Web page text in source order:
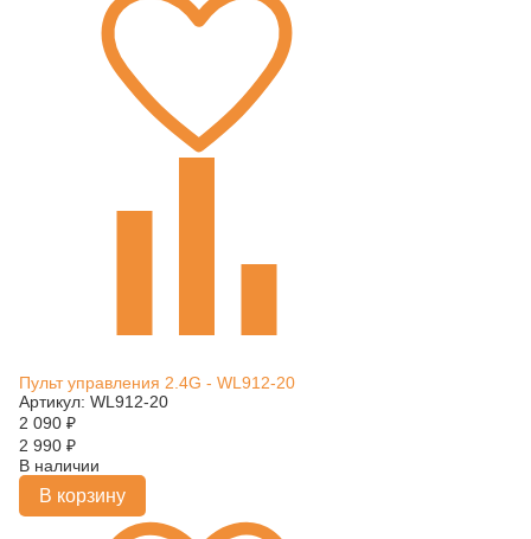
Пульт управления 2.4G - WL912-20
Артикул: WL912-20
2 090 ₽
2 990 ₽
В наличии
В корзину